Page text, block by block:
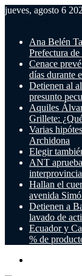
jueves, agosto 6
Ana Belén
Prefectura
Cenace
días durante
Detienen al
presunto
Aquiles
Grillete:
Varias
Archidona
Elegir
ANT
Hallan el
avenida
Detienen a
lavado de
Ecuador y
% de